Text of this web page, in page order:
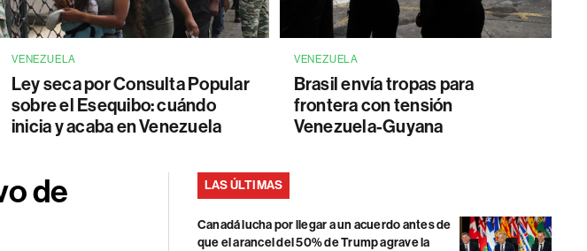
VENEZUELA
Ley seca por Consulta Popular
sobre el Esequibo: cuándo
inicia y acaba en Venezuela
VENEZUELA
Brasil envía tropas para
frontera con tensión
Venezuela-Guyana
de
LAS ÚLTIMAS
Canadá lucha por llegar a un acuerdo antes de
que el arancel del 50% de Trump agrave la